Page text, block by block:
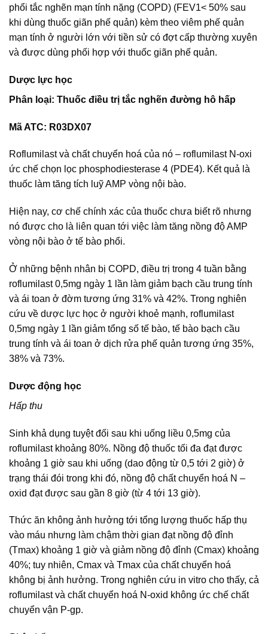
phổi tắc nghẽn mạn tính nặng (COPD) (FEV1< 50% sau
khi dùng thuốc giãn phế quản) kèm theo viêm phế quản
mạn tính ở người lớn với tiền sử có đợt cấp thường xuyên
và được dùng phối hợp với thuốc giãn phế quản.
Dược lực học
Phân loại: Thuốc điều trị tắc nghẽn đường hô hấp
Mã ATC: R03DX07
Roflumilast và chất chuyển hoá của nó – roflumilast N-oxi
ức chế chọn lọc phosphodiesterase 4 (PDE4). Kết quả là
thuốc làm tăng tích luỹ AMP vòng nội bào.
Hiện nay, cơ chế chính xác của thuốc chưa biết rõ nhưng
nó được cho là liên quan tới việc làm tăng nồng độ AMP
vòng nội bào ở tế bào phổi.
Ở những bệnh nhân bị COPD, điều trị trong 4 tuần bằng
roflumilast 0,5mg ngày 1 lần làm giảm bạch cầu trung tính
và ái toan ở đờm tương ứng 31% và 42%. Trong nghiên
cứu về dược lực học ở người khoẻ mạnh, roflumilast
0,5mg ngày 1 lần giảm tổng số tế bào, tế bào bạch cầu
trung tính và ái toan ở dịch rửa phế quản tương ứng 35%,
38% và 73%.
Dược động học
Hấp thu
Sinh khả dụng tuyệt đối sau khi uống liều 0,5mg của
roflumilast khoảng 80%. Nồng độ thuốc tối đa đạt được
khoảng 1 giờ sau khi uống (dao động từ 0,5 tới 2 giờ) ở
trạng thái đói trong khi đó, nồng độ chất chuyển hoá N –
oxid đạt được sau gần 8 giờ (từ 4 tới 13 giờ).
Thức ăn không ảnh hưởng tới tổng lượng thuốc hấp thụ
vào máu nhưng làm chậm thời gian đạt nồng độ đỉnh
(Tmax) khoảng 1 giờ và giảm nồng độ đỉnh (Cmax) khoảng
40%; tuy nhiên, Cmax và Tmax của chất chuyển hoá
không bị ảnh hưởng. Trong nghiên cứu in vitro cho thấy, cả
roflumilast và chất chuyển hoá N-oxid không ức chế chất
chuyển vận P-gp.